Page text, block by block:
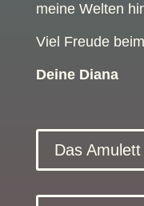
meine Welten
Viel Freude
Deine Diana
Das